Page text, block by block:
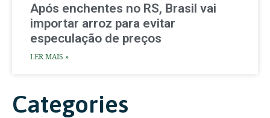
Após enchentes no RS, Brasil vai
importar arroz para evitar
especulação de preços
LER MAIS »
Categories